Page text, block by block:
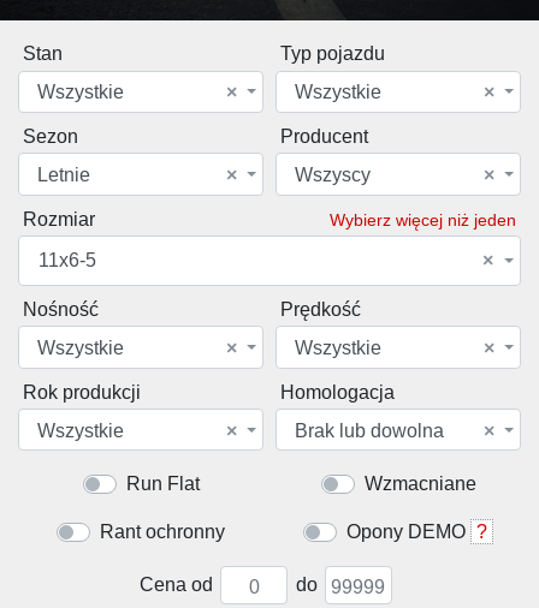
Stan
×
Wszystkie
Typ pojazdu
×
Wszystkie
Sezon
×
Letnie
Producent
×
Wszyscy
Rozmiar Wybierz więcej niż jeden
×
11x6-5
Nośność
×
Wszystkie
Prędkość
×
Wszystkie
Rok produkcji
×
Wszystkie
Homologacja
×
Brak lub dowolna
Run Flat Wzmacniane
Rant ochronny Opony DEMO ?
Cena od do